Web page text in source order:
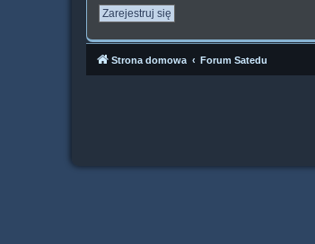
Zarejestruj się
Strona domowa Forum Satedu